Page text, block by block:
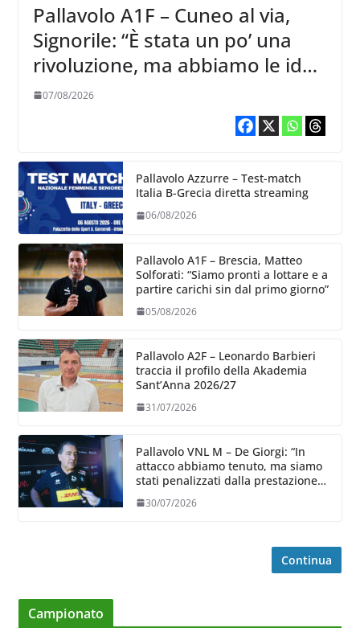
Pallavolo A1F – Cuneo al via,
Signorile: “È stata un po’ una
rivoluzione, ma abbiamo le idee
chiare siu cosa vogliamo fare”
07/08/2026
Pallavolo Azzurre – Test-match
Italia B-Grecia diretta streaming
06/08/2026
Pallavolo A1F – Brescia, Matteo
Solforati: “Siamo pronti a lottare e a
partire carichi sin dal primo giorno”
05/08/2026
Pallavolo A2F – Leonardo Barbieri
traccia il profilo della Akademia
Sant’Anna 2026/27
31/07/2026
Pallavolo VNL M – De Giorgi: “In
attacco abbiamo tenuto, ma siamo
stati penalizzati dalla prestazione
30/07/2026
Continua
Campionato